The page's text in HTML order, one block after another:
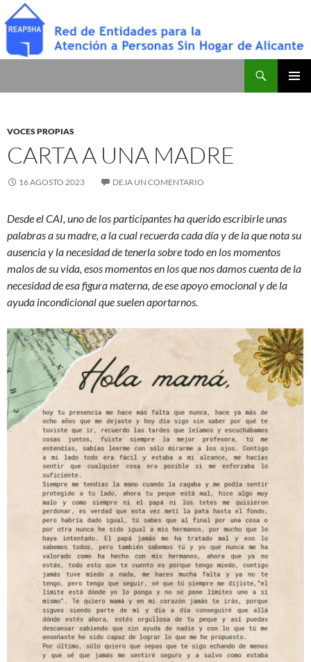
Saltar
al
contenido
VOCES PROPIAS
CARTA A UNA MADRE
16 AGOSTO 2023 DEJA UN COMENTARIO
Desde el CAI, uno de los participantes ha querido escribirle unas
palabras a su madre, a la cual recuerda cada día y de la que nota su
ausencia y la necesidad de tenerla sobre todo en los momentos
malos de su vida, esos momentos en los que nos damos cuenta de la
necesidad de esa figura materna, de ese apoyo emocional y de la
ayuda incondicional que suelen aportarnos.